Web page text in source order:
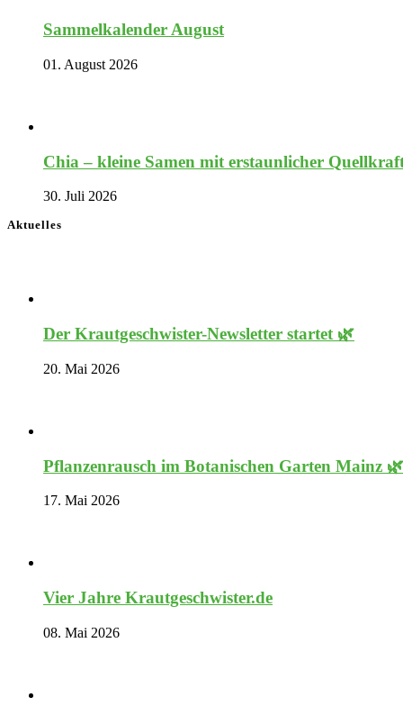
Sammelkalender August
01. August 2026
Chia – kleine Samen mit erstaunlicher
30. Juli 2026
Aktuelles
Der Krautgeschwister-Newsletter startet 🌿
20. Mai 2026
Pflanzenrausch im Botanischen Garten Mainz 🌿
17. Mai 2026
Vier Jahre Krautgeschwister.de
08. Mai 2026